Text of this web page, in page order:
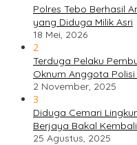
Polres Tebo Berhasil
yang Diduga Milik Asri
18 Mei, 2026
2
Terduga Pelaku
Oknum Anggota
2 November, 2025
3
Diduga Cemari
Berjaya Bakal
25 Agustus, 2025